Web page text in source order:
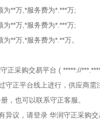
为**万,*服务费为*.***万;
为**万,*服务费为*.***万;
**万,*服务费为*.**万。
正采购交易平台 ( *****://
守正平台线上进行，供应商需
，也可以联系守正客服。
异议，请登录 华润守正采购交